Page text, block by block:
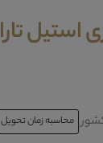
استیل تارا
محاسبه زمان تحویل